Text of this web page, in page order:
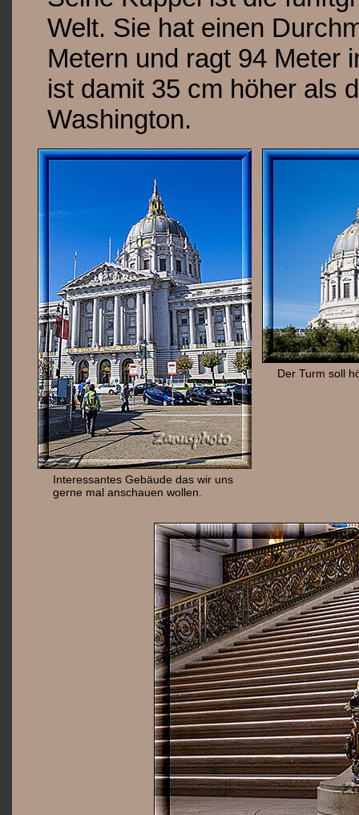
Welt. Sie hat einen
Metern und ragt 94 Meter
ist damit 35 cm höher als
Washington.
Interessantes Gebäude das wir uns
gerne mal anschauen wollen.
Der Turm soll